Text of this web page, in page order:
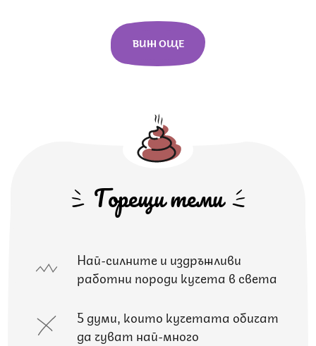
ВИЖ ОЩЕ
Горещи теми
Най-силните и издръжливи
работни породи кучета в света
5 думи, които кучетата обичат
да чуват най-много